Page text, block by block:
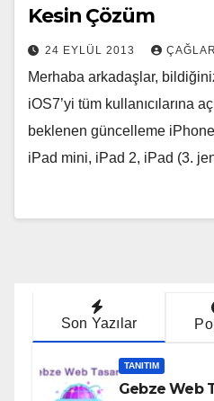
Kesin Çözüm
24 EYLÜL 2013
Merhaba arkadaşlar,
iOS7’yi tüm kullanıcılarına
beklenen güncelleme
iPad mini, iPad 2, iPad (3.
Son Yazılar
TANITIM
Gebze Web